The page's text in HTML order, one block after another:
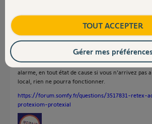
L'alarme Protexiom est autonome et utilise un
Si vous ne pouvez plus vous connecter en local,
l'alarme est HS, soit sont paramétrage n'est pas
Utiliser le Retex suivant pour essayez de remettre
alarme, en tout état de cause si vous n'arrivez pas
local, rien ne pourra fonctionner.
https://forum.somfy.fr/questions/3517831-retex-
protexiom-protexial
TOUT ACCEPTER
Gérer mes